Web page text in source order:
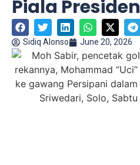
Piala Presiden
Sidiq Alonso June 20, 2026